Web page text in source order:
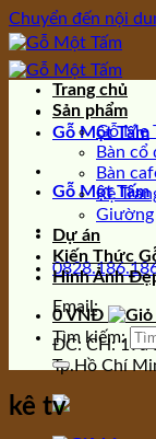
Chuyển đến nội
Gỗ Một Tấm
Gỗ Một Tấm
Email:
ĐC: CH: 19a
Tp.Hồ Chí
Trang chủ
Sản phẩm
Gỗ Me
Bàn cổ
Bàn
Kệ
Giường
Dự án
Kiến Thức
Hình Ảnh
0VNĐ
Tìm kiếm:
kê tv